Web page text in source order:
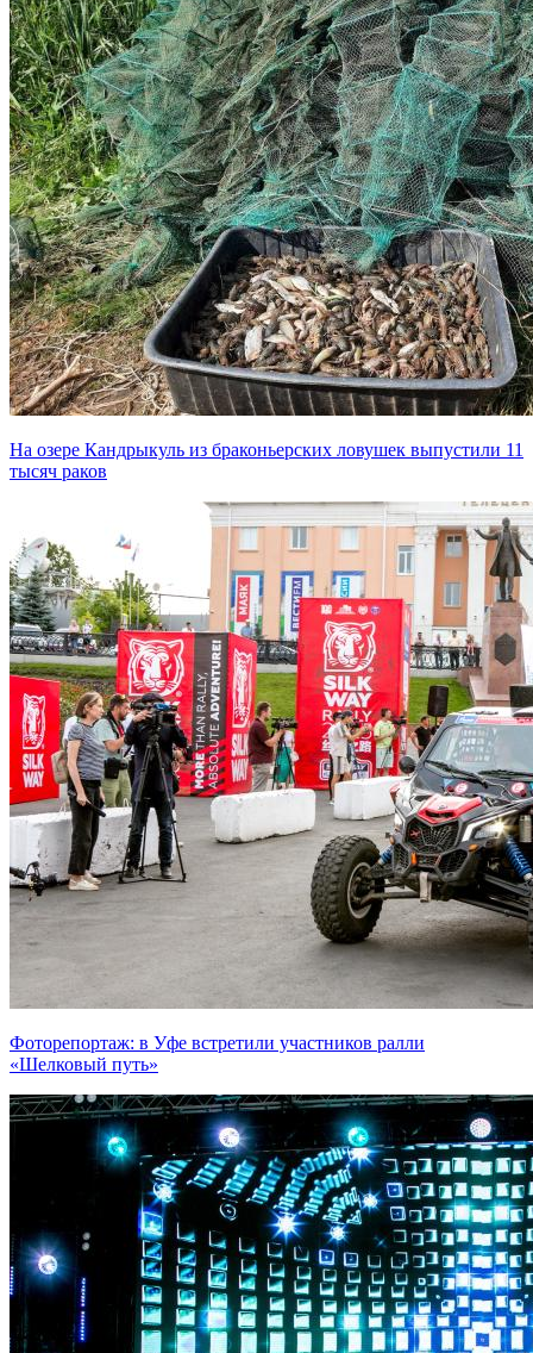
На озере Кандрыкуль из браконьерских ловушек выпустили 11
тысяч раков
Фоторепортаж: в Уфе встретили участников ралли
«Шелковый путь»